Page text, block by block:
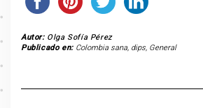
Autor: Olga Sofía Pérez
Publicado en: Colombia sana, dips, General